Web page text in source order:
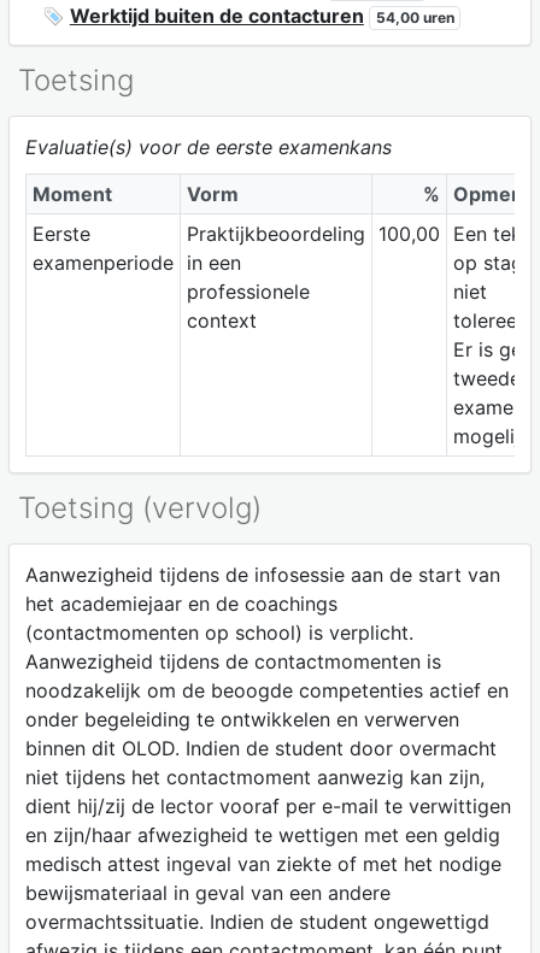
Werktijd buiten de contacturen 54,00 uren
Toetsing
Evaluatie(s) voor de eerste examenkans
Moment
Vorm %
Eerste
examenperiode
Praktijkbeoordeling
in een
professionele
context
100,00
Een
op stage
niet
Er is
tweede
mogelijk.
Toetsing (vervolg)
Aanwezigheid tijdens de infosessie aan de start van
het academiejaar en de coachings
(contactmomenten op school) is verplicht.
Aanwezigheid tijdens de contactmomenten is
noodzakelijk om de beoogde competenties actief en
onder begeleiding te ontwikkelen en verwerven
binnen dit OLOD. Indien de student door overmacht
niet tijdens het contactmoment aanwezig kan zijn,
dient hij/zij de lector vooraf per e-mail te verwittigen
en zijn/haar afwezigheid te wettigen met een geldig
medisch attest ingeval van ziekte of met het nodige
bewijsmateriaal in geval van een andere
overmachtssituatie. Indien de student ongewettigd